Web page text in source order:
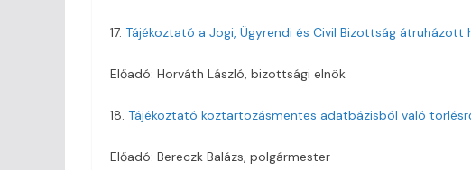
17. Tájékoztató a Jogi, Ügyrendi és Civil Bizottság
Előadó: Horváth László, bizottsági elnök
18. Tájékoztató köztartozásmentes adatbázisból való
Előadó: Bereczk Balázs, polgármester